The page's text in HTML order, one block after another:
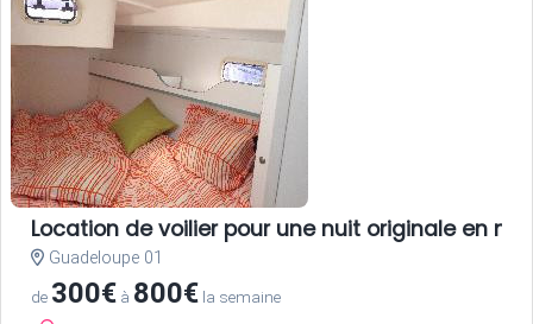
Location de voilier pour une nuit originale en
Guadeloupe 01
de 300€ à 800€ la semaine